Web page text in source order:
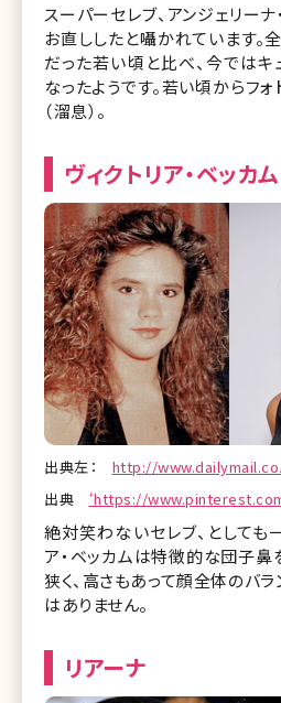
スーパーセレブ、アンジェリー
お直ししたと囁かれています。
だった若い頃と比べ、今ではキ
なったようです。若い頃からフ
（溜息）。
ヴィクトリア・ベッカム
出典左：
http://
出典
‘https://
絶対笑わないセレブ、としても
ア・ベッカムは特徴的な団子鼻
狭く、高さもあって顔全体のバ
はありません。
リアーナ